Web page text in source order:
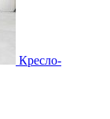
Кресло-